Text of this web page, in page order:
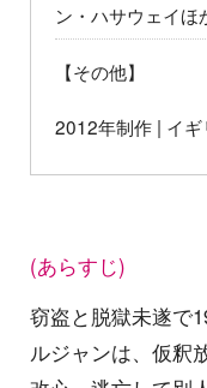
ン・ハサウェイほ
【その他】
2012年制作 | イ
(あらすじ)
窃盗と脱獄未遂で
ルジャンは、仮釈